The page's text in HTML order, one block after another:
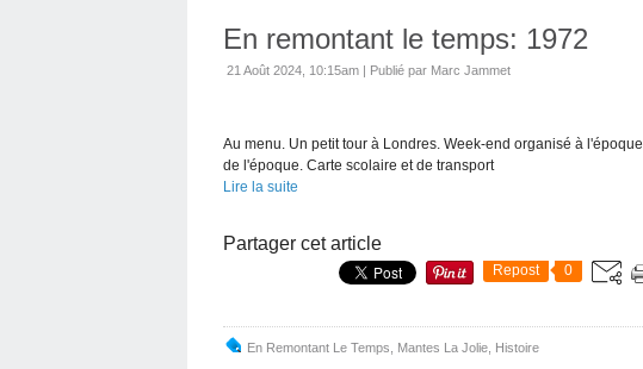
En remontant le temps: 1972
21 Août 2024, 10:15am | Publié par Marc Jammet
Au menu. Un petit tour à Londres. Week-end organisé à
de l'époque. Carte scolaire et de transport
Lire la suite
Partager cet article
Repost 0
En Remontant Le Temps Mantes La Jolie Histoire